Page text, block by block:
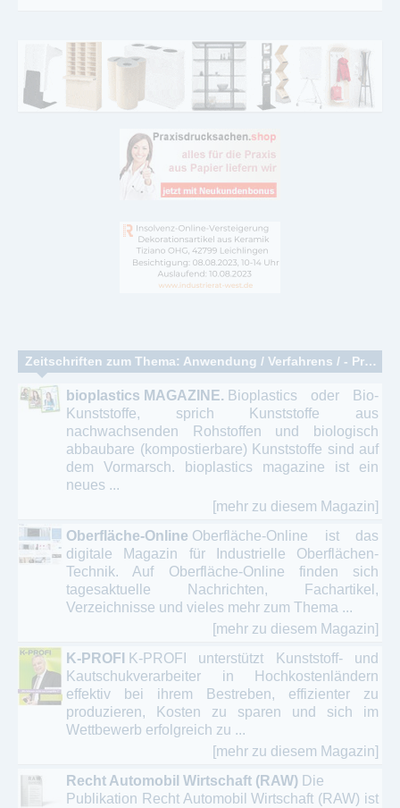
Zeitschriften zum Thema: Anwendung / Verfahrens / - Produktions -Technik - Fabrikation - Fertigung
bioplastics MAGAZINE. Bioplastics oder Bio-
Kunststoffe, sprich Kunststoffe aus
nachwachsenden Rohstoffen und biologisch
abbaubare (kompostierbare) Kunststoffe sind auf
dem Vormarsch. bioplastics magazine ist ein
neues ...
[mehr zu diesem Magazin]
Oberfläche-Online Oberfläche-Online ist das
digitale Magazin für Industrielle Oberflächen-
Technik. Auf Oberfläche-Online finden sich
tagesaktuelle Nachrichten, Fachartikel,
Verzeichnisse und vieles mehr zum Thema ...
[mehr zu diesem Magazin]
K-PROFI
K-PROFI unterstützt Kunststoff- und
Kautschukverarbeiter in Hochkostenländern
effektiv bei ihrem Bestreben, effizienter zu
produzieren, Kosten zu sparen und sich im
Wettbewerb erfolgreich zu ...
[mehr zu diesem Magazin]
Recht Automobil Wirtschaft (RAW) Die
Publikation Recht Automobil Wirtschaft (RAW) ist